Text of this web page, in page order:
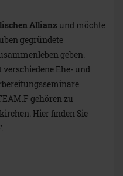
Allianz und möchte
gegründete
geben.
Ehe- und
gehören zu
Hier finden Sie
.